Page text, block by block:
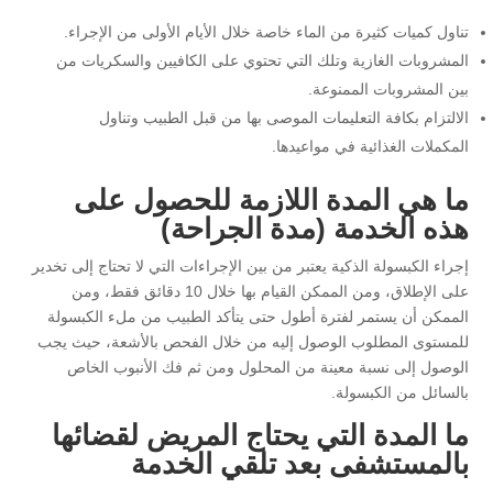
تناول كميات كثيرة من الماء خاصة خلال الأيام الأولى من الإجراء.
المشروبات الغازية وتلك التي تحتوي على الكافيين والسكريات من
بين المشروبات الممنوعة.
الالتزام بكافة التعليمات الموصى بها من قبل الطبيب وتناول
المكملات الغذائية في مواعيدها.
ما هي المدة اللازمة للحصول على
هذه الخدمة (مدة الجراحة)
إجراء الكبسولة الذكية يعتبر من بين الإجراءات التي لا تحتاج إلى تخدير
على الإطلاق، ومن الممكن القيام بها خلال 10 دقائق فقط، ومن
الممكن أن يستمر لفترة أطول حتى يتأكد الطبيب من ملء الكبسولة
للمستوى المطلوب الوصول إليه من خلال الفحص بالأشعة، حيث يجب
الوصول إلى نسبة معينة من المحلول ومن ثم فك الأنبوب الخاص
بالسائل من الكبسولة.
ما المدة التي يحتاج المريض لقضائها
بالمستشفى بعد تلقي الخدمة